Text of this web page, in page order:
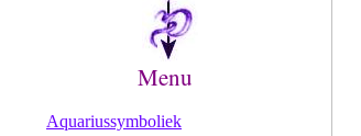
Menu
Aquariussymboliek